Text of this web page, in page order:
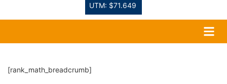
UTM: $71.649
[rank_math_breadcrumb]